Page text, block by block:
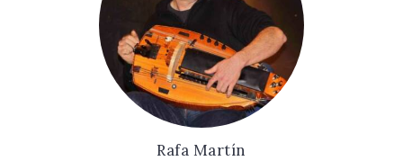
Rafa Martín